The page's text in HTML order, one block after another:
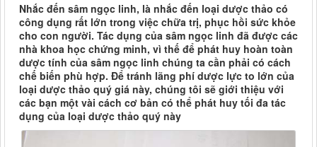
Nhắc đến sâm ngọc linh, là nhắc đến loại dược thảo có
công dụng rất lớn trong việc chữa trị, phục hồi sức khỏe
cho con người. Tác dụng của sâm ngọc linh đã được các
nhà khoa học chứng minh, vì thế để phát huy hoàn toàn
dược tính của sâm ngọc linh chúng ta cần phải có cách
chế biến phù hợp. Để tránh lãng phí dược lực to lớn của
loại dược thảo quý giá này, chúng tôi sẽ giới thiệu với
các bạn một vài cách cơ bản có thể phát huy tối đa tác
dụng của loại dược thảo quý này